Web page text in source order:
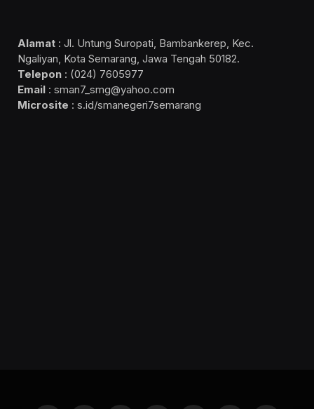
Alamat : Jl. Untung Suropati, Bambankerep, Kec.
Ngaliyan, Kota Semarang, Jawa Tengah 50182.
Telepon : (024) 7605977
Email : sman7_smg@yahoo.com
Microsite : s.id/smanegeri7semarang